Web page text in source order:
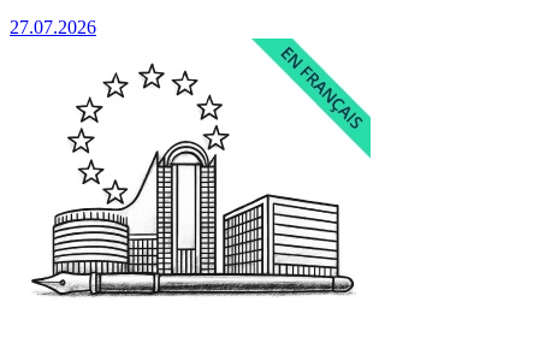
27.07.2026